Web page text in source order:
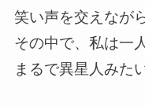
笑い声を交えなが
その中で、私は一
まるで異星人みた